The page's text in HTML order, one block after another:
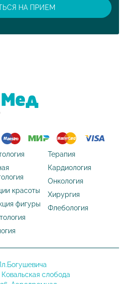
НА ПРИЕМ
красоты
фигуры
Терапия
Кардиология
Онкология
Хирургия
Флебология
слобода